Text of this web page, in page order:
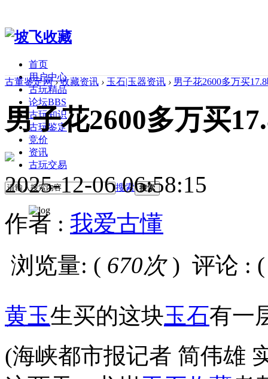
首页
用户中心
古玩精品
论坛BBS
古玩知识
古玩鉴定
竞价
资讯
古玩交易
搜索 搜索
古董鉴定网 › 收藏资讯 › 玉石|玉器资讯 › 男子花2600多万买
男子花2600多万买
2025-12-06 06:58:15
作者 : 我爱古懂
浏览量: ( 670次) 评论 :
黄玉生买的这块玉石有一
(海峡都市报记者 简伟雄